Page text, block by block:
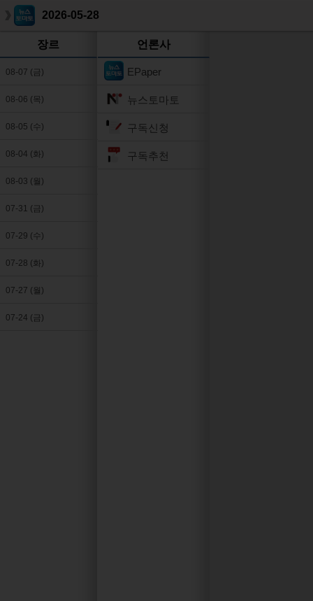
2026-05-28
장르
08-07 (금)
08-06 (목)
08-05 (수)
08-04 (화)
08-03 (월)
07-31 (금)
07-29 (수)
07-28 (화)
07-27 (월)
07-24 (금)
언론사
EPaper
뉴스토마토
구독신청
구독추천